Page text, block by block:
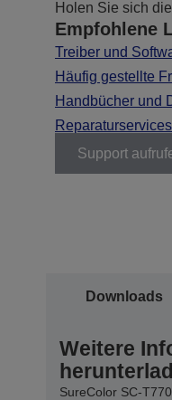
Holen Sie sich
Empfohlene
Treiber und
Häufig gestellte
Handbücher und
Reparaturservices
Support
Downloads
Weitere
SureColor SC-